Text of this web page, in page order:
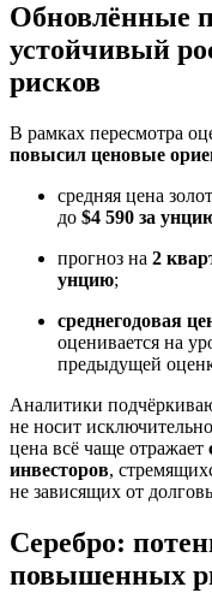
Обновлённые
устойчивый
рисков
В рамках пересмотра
повысил ценовые
средняя цена
до $4 590 за
прогноз на 2
унцию;
среднегодовая
оценивается на
предыдущей
Аналитики
не носит
цена всё чаще отражает
инвесторов,
не зависящих от
Серебро:
повышенных